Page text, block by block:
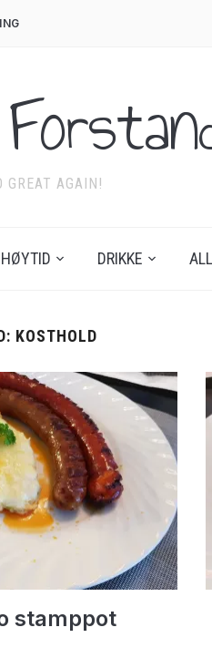
GREAT AGAIN!
HØYTID DRIKKE
KOSTHOLD
stamppot